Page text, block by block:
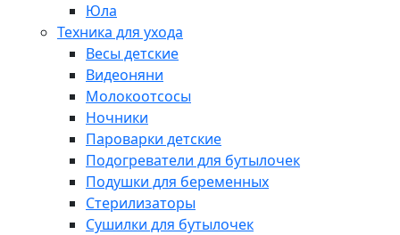
Юла
Техника для ухода
Весы детские
Видеоняни
Молокоотсосы
Ночники
Пароварки детские
Подогреватели для бутылочек
Подушки для беременных
Стерилизаторы
Сушилки для бутылочек